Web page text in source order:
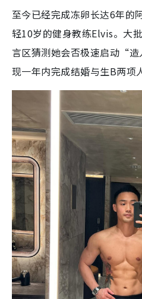
至今已经完成冻卵长达6年的
轻10岁的健身教练Elvis。大
言区猜测她会否极速启动“
现一年内完成结婚与生B两项